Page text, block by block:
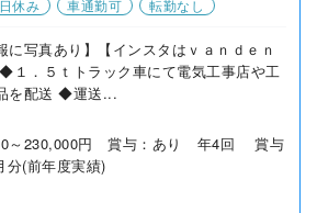
休み 車通勤可 転勤なし
に写真あり】【インスタはｖａｎｄｅｎ
１．５ｔトラック車にて電気工事店や工
を配送 ◆運送...
～230,000円 賞与：あり 年4回 賞与
分(前年度実績)